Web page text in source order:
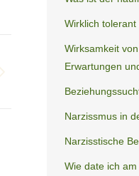
Wirklich
Wirksamkeit
Erwartungen
Narzissmus in
Narzisstische
Wie date ich